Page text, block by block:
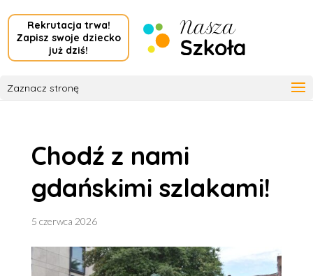
Rekrutacja trwa!
Zapisz swoje dziecko
już dziś!
Zaznacz stronę
Chodź z nami
gdańskimi szlakami!
5 czerwca 2026